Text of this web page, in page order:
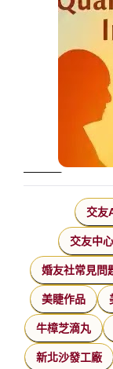
交友
交友中
婚友社常見問
美睫作品
牛樟芝滴丸
新北沙發工廠